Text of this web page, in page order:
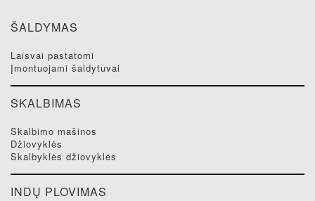
ŠALDYMAS
laisvai pastatomi
įmontuojami šaldytuvai
SKALBIMAS
skalbimo mašinos
džiovyklės
skalbyklės džiovyklės
INDŲ PLOVIMAS